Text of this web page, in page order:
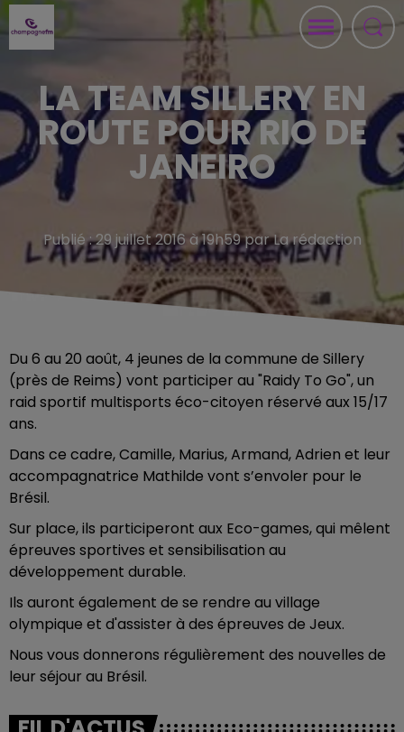
LA TEAM SILLERY EN
ROUTE POUR RIO DE
JANEIRO
Publié : 29 juillet 2016 à 19h59 par La rédaction
Du 6 au 20 août, 4 jeunes de la commune de Sillery
(près de Reims) vont participer au "Raidy To Go", un
raid sportif multisports éco-citoyen réservé aux 15/17
ans.
Dans ce cadre, Camille, Marius, Armand, Adrien et leur
accompagnatrice Mathilde vont s’envoler pour le
Brésil.
Sur place, ils participeront aux Eco-games, qui mêlent
épreuves sportives et sensibilisation au
développement durable.
Ils auront également de se rendre au village
olympique et d'assister à des épreuves de Jeux.
Nous vous donnerons régulièrement des nouvelles de
leur séjour au Brésil.